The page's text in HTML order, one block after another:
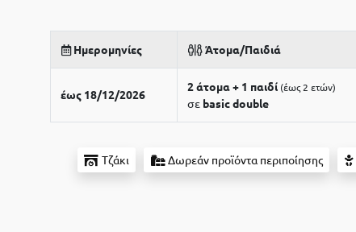
Ημερομηνίες Άτομα/Παιδιά
έως 18/12/2026
2 άτομα + 1 παιδί έως 2 ετών
σε basic double
Τζάκι Δωρεάν προϊόντα περιποίησης